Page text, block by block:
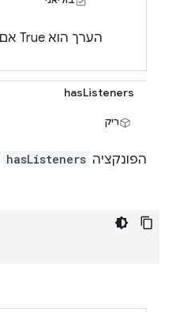
הערך הוא True אם
hasListeners
ריק
הפונקציה hasListeners